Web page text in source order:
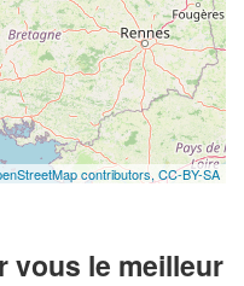
contributors, CC-BY-SA
vous le meilleur